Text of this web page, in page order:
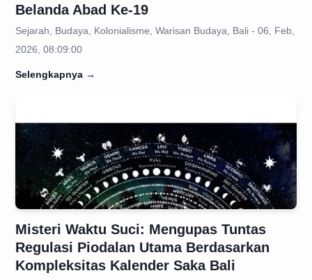
Belanda Abad Ke-19
Sejarah, Budaya, Kolonialisme, Warisan Budaya, Bali - 06, Feb,
2026, 08:09:00
Selengkapnya →
Misteri Waktu Suci: Mengupas Tuntas
Regulasi Piodalan Utama Berdasarkan
Kompleksitas Kalender Saka Bali